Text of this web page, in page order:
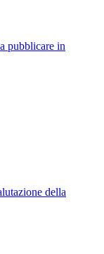
pubblicare in
della